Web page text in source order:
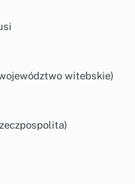
witebskie)